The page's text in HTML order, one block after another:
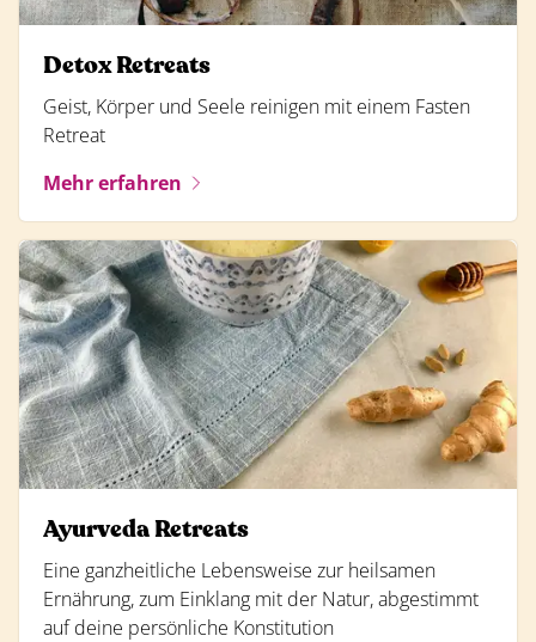
Detox Retreats
Geist, Körper und Seele reinigen mit einem Fasten
Retreat
Mehr erfahren
Ayurveda Retreats
Eine ganzheitliche Lebensweise zur heilsamen
Ernährung, zum Einklang mit der Natur, abgestimmt
auf deine persönliche Konstitution